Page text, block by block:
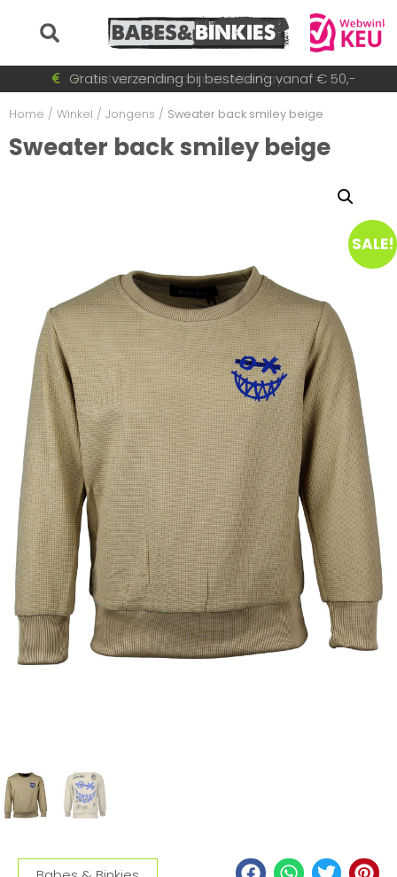
Betaal achteraf met AfterPay
Snel wisselende collectie
Gratis verzending bij besteding vanaf € 50,-
Voor 15:30 besteld = dezelfde dag verzonden!
Home / Winkel / Jongens / Sweater back smiley beige
Sweater back smiley beige
SALE!